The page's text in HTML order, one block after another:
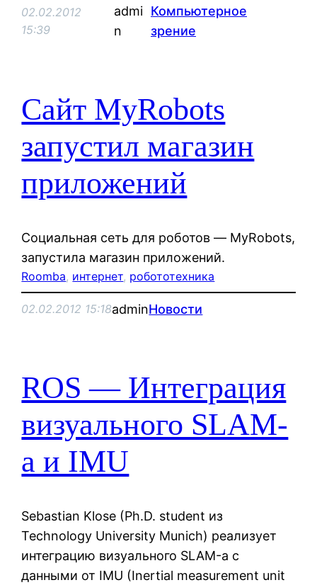
02.02.2012
15:39
admi
n
Компьютерное
зрение
Сайт MyRobots
запустил магазин
приложений
Cоциальная сеть для роботов — MyRobots,
запустила магазин приложений.
Roomba, интернет, робототехника
02.02.2012 15:18adminНовости
ROS — Интеграция
визуального SLAM-
а и IMU
Sebastian Klose (Ph.D. student из
Technology University Munich) реализует
интеграцию визуального SLAM-а с
данными от IMU (Inertial measurement unit